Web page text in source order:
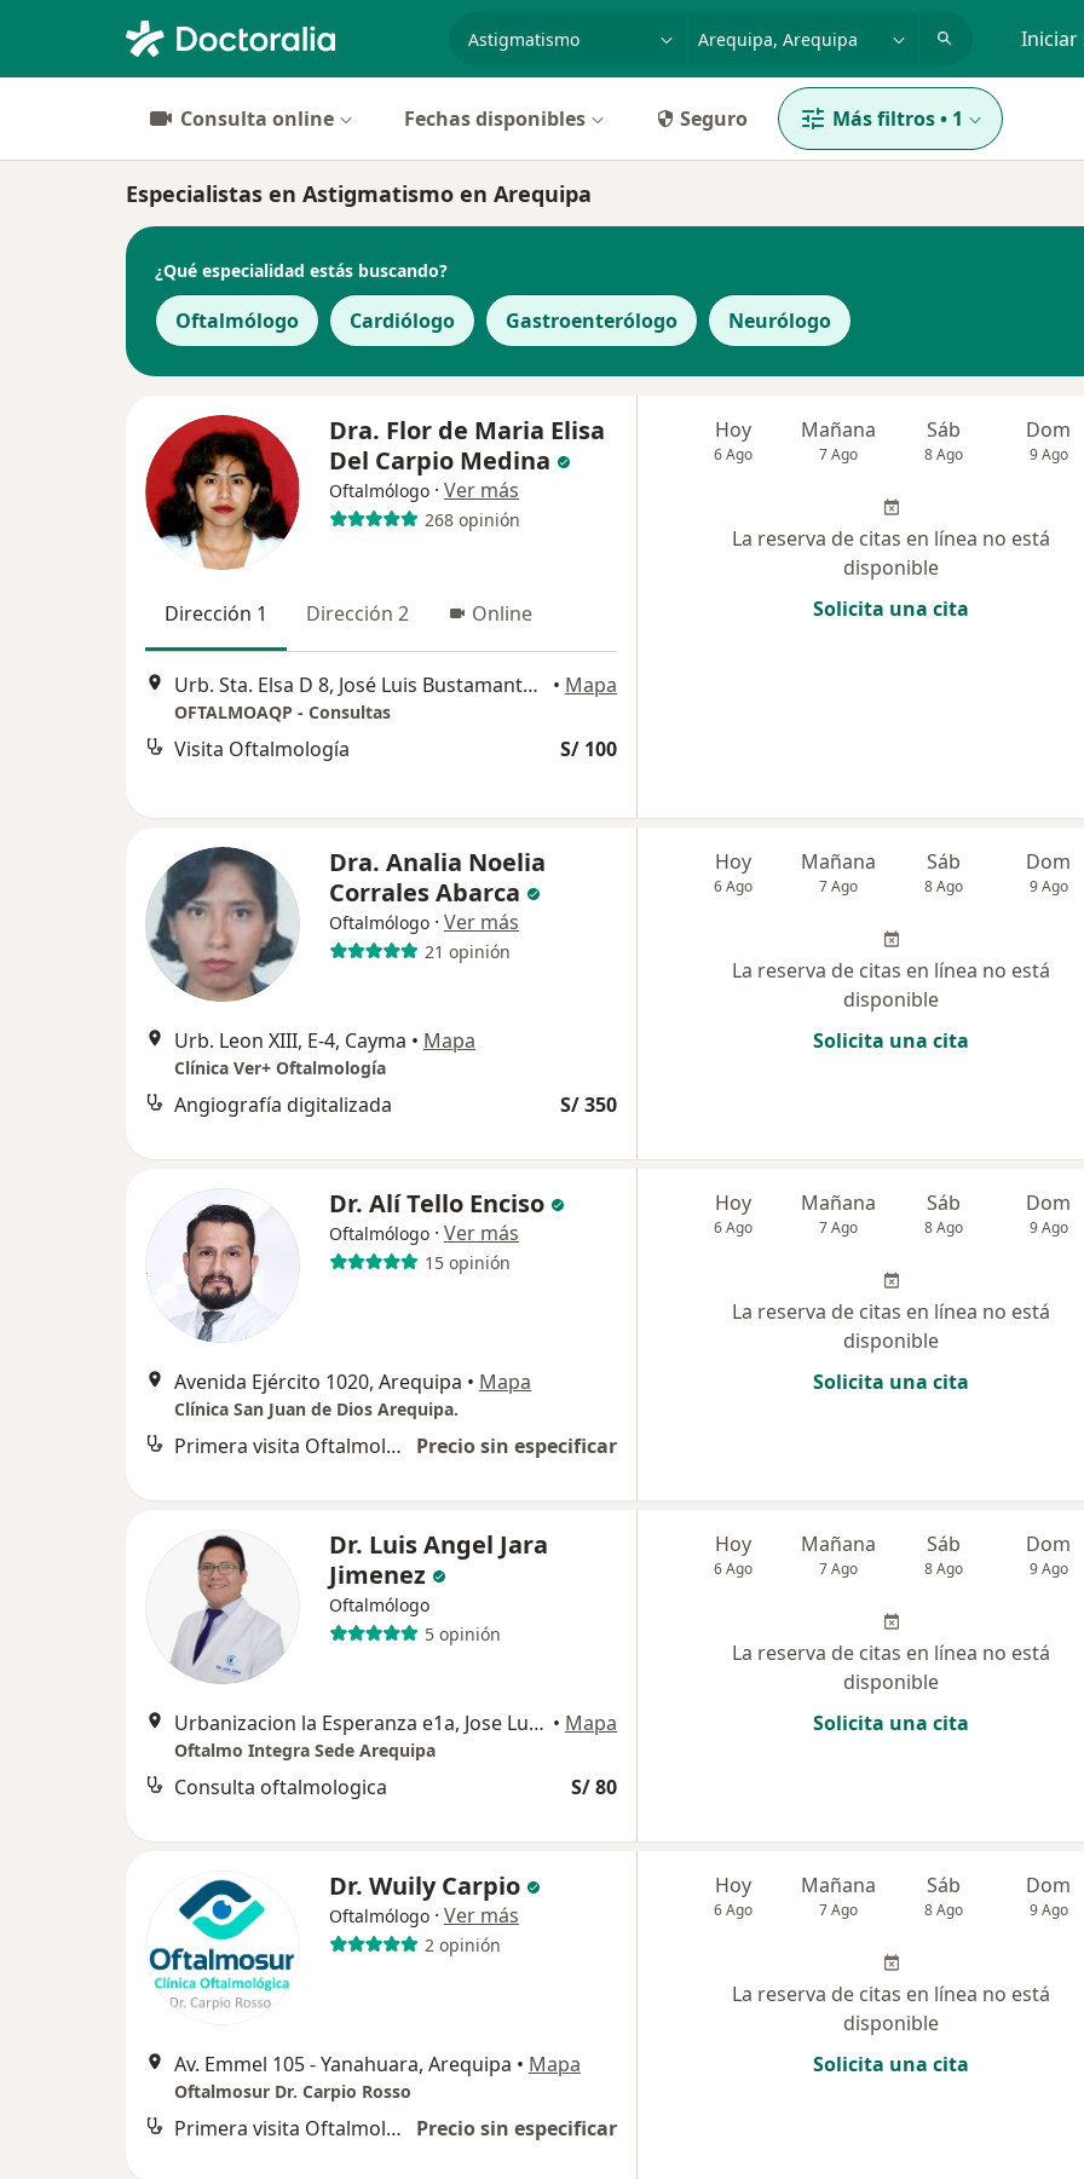
Iniciar
Consulta online Fechas disponibles Seguro Más filtros• 1
Especialistas en Astigmatismo en Arequipa
¿Qué especialidad estás buscando?
Oftalmólogo Cardiólogo Gastroenterólogo Neurólogo
Dra. Flor de Maria Elisa
Del Carpio Medina
Oftalmólogo · Ver más
268 opinión
Dirección 1 Dirección 2 Online
Urb. Sta. Elsa D 8, José Luis Bustamante y Rivero • Mapa
OFTALMOAQP - Consultas
Visita Oftalmología S/ 100
Hoy
6 Ago
Mañana
7 Ago
Sáb
8 Ago
Dom
9 Ago
La reserva de citas en línea no está
disponible
Solicita una cita
Dra. Analia Noelia
Corrales Abarca
Oftalmólogo · Ver más
21 opinión
Urb. Leon XIII, E-4, Cayma • Mapa
Clínica Ver+ Oftalmología
Angiografía digitalizada S/ 350
Hoy
6 Ago
Mañana
7 Ago
Sáb
8 Ago
Dom
9 Ago
La reserva de citas en línea no está
disponible
Solicita una cita
Dr. Alí Tello Enciso
Oftalmólogo · Ver más
15 opinión
Avenida Ejército 1020, Arequipa • Mapa
Clínica San Juan de Dios Arequipa.
Primera visita Oftalmología Precio sin especificar
Hoy
6 Ago
Mañana
7 Ago
Sáb
8 Ago
Dom
9 Ago
La reserva de citas en línea no está
disponible
Solicita una cita
Dr. Luis Angel Jara
Jimenez
Oftalmólogo
5 opinión
Urbanizacion la Esperanza e1a, Jose Luis Bustamante y Rivero • Mapa
Oftalmo Integra Sede Arequipa
Consulta oftalmologica S/ 80
Hoy
6 Ago
Mañana
7 Ago
Sáb
8 Ago
Dom
9 Ago
La reserva de citas en línea no está
disponible
Solicita una cita
Dr. Wuily Carpio
Oftalmólogo · Ver más
2 opinión
Av. Emmel 105 - Yanahuara, Arequipa • Mapa
Oftalmosur Dr. Carpio Rosso
Primera visita Oftalmología Precio sin especificar
Hoy
6 Ago
Mañana
7 Ago
Sáb
8 Ago
Dom
9 Ago
La reserva de citas en línea no está
disponible
Solicita una cita